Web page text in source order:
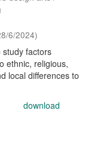
6/2024)
factors
ethnic, religious,
local differences to
download